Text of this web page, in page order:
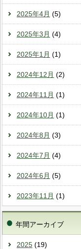
2025年4月 (5)
2025年3月 (4)
2025年1月 (1)
2024年12月 (2)
2024年11月 (1)
2024年10月 (1)
2024年8月 (3)
2024年7月 (4)
2024年6月 (5)
2023年11月 (1)
年間アーカイブ
2025 (19)